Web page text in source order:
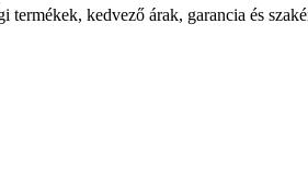
kedvező árak, garancia és